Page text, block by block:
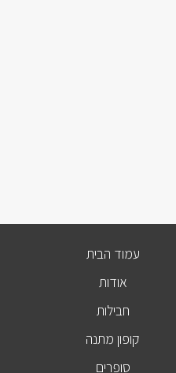
עמוד הבית
אודות
חבילות
קופון מתנה
סופרים